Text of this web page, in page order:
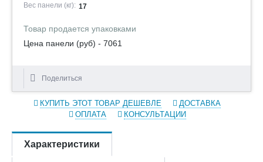
Вес панели (кг): 17
Товар продается упаковками
Цена панели (руб) - 7061
Поделиться
КУПИТЬ ЭТОТ ТОВАР ДЕШЕВЛЕ
ДОСТАВКА
ОПЛАТА
КОНСУЛЬТАЦИИ
Характеристики